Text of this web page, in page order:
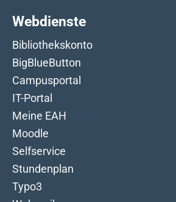
Webdienste
Bibliothekskonto
BigBlueButton
Campusportal
IT-Portal
Meine EAH
Moodle
Selfservice
Stundenplan
Typo3